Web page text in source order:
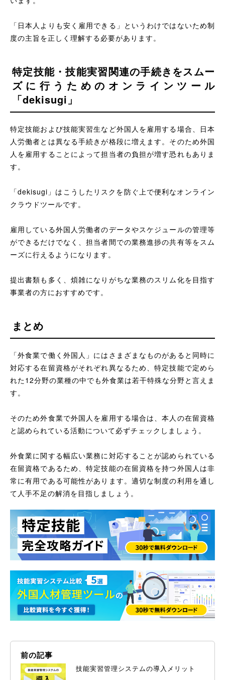
「日本人よりも安く雇用できる」というわけではないため制
度の主旨を正しく理解する必要があります。
特定技能・技能実習関連の手続きをスムー
ズに行うためのオンラインツール
「dekisugi」
特定技能および技能実習生など外国人を雇用する場合、日本
人労働者とは異なる手続きが格段に増えます。そのため外国
人を雇用することによって担当者の負担が増す恐れもありま
す。
「dekisugi」はこうしたリスクを防ぐ上で便利なオンライン
クラウドツールです。
雇用している外国人労働者のデータやスケジュールの管理等
ができるだけでなく、担当者間での業務進捗の共有等をスム
ーズに行えるようになります。
提出書類も多く、煩雑になりがちな業務のスリム化を目指す
事業者の方におすすめです。
まとめ
「外食業で働く外国人」にはさまざまなものがあると同時に
対応する在留資格がそれぞれ異なるため、特定技能で定めら
れた12分野の業種の中でも外食業は若干特殊な分野と言えま
す。
そのため外食業で外国人を雇用する場合は、本人の在留資格
と認められている活動について必ずチェックしましょう。
外食業に関する幅広い業務に対応することが認められている
在留資格であるため、特定技能の在留資格を持つ外国人は非
常に有用である可能性があります。適切な制度の利用を通し
て人手不足の解消を目指しましょう。
前の記事
技能実習管理システムの導入メリット